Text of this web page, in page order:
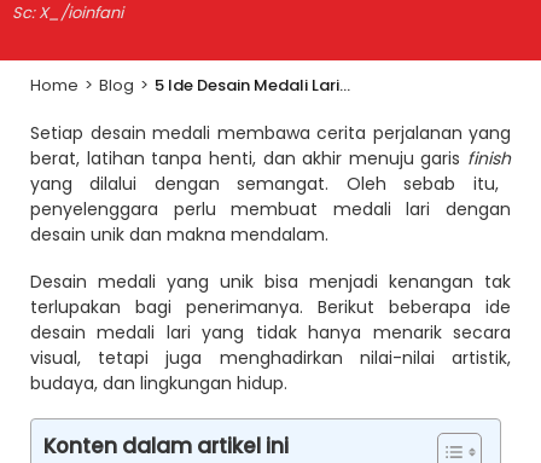
Sc: X_/ioinfani
Home > Blog > 5 Ide Desain Medali Lari yang Unik, Bikin Acara Makin Ikonik!
Setiap desain medali membawa cerita perjalanan yang
berat, latihan tanpa henti, dan akhir menuju garis finish
yang dilalui dengan semangat. Oleh sebab itu,
penyelenggara perlu membuat medali lari dengan
desain unik dan makna mendalam.
Desain medali yang unik bisa menjadi kenangan tak
terlupakan bagi penerimanya. Berikut beberapa ide
desain medali lari yang tidak hanya menarik secara
visual, tetapi juga menghadirkan nilai-nilai artistik,
budaya, dan lingkungan hidup.
Konten dalam artikel ini